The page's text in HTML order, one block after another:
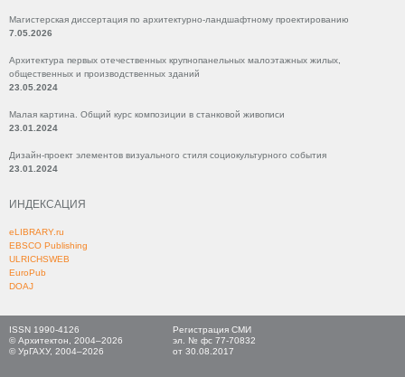
Магистерская диссертация по архитектурно-ландшафтному проектированию
7.05.2026
Архитектура первых отечественных крупнопанельных малоэтажных жилых,
общественных и производственных зданий
23.05.2024
Малая картина. Общий курс композиции в станковой живописи
23.01.2024
Дизайн-проект элементов визуального стиля социокультурного события
23.01.2024
ИНДЕКСАЦИЯ
eLIBRARY.ru
EBSCO Publishing
ULRICHSWEB
EuroPub
DOAJ
ISSN 1990-4126
© Архитектон, 2004–2026
© УрГАХУ, 2004–2026
Регистрация СМИ
эл. № фс 77-70832
от 30.08.2017